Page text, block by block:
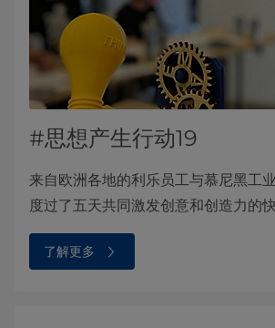
#思想产生行动19
来自欧洲各地的利乐员工与慕尼黑工
度过了五天共同激发创意和创造力的
了解更多